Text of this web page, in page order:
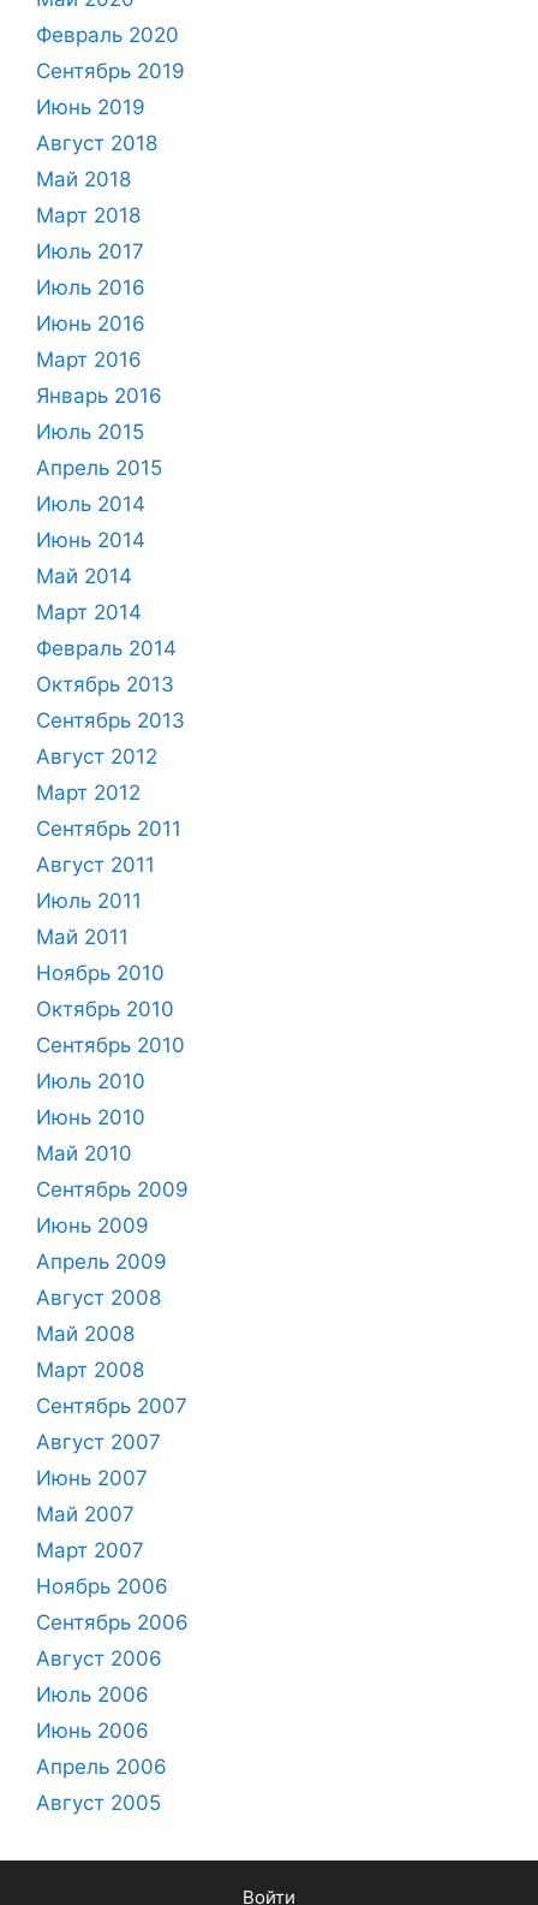
Февраль 2020
Сентябрь 2019
Июнь 2019
Август 2018
Май 2018
Март 2018
Июль 2017
Июль 2016
Июнь 2016
Март 2016
Январь 2016
Июль 2015
Апрель 2015
Июль 2014
Июнь 2014
Май 2014
Март 2014
Февраль 2014
Октябрь 2013
Сентябрь 2013
Август 2012
Март 2012
Сентябрь 2011
Август 2011
Июль 2011
Май 2011
Ноябрь 2010
Октябрь 2010
Сентябрь 2010
Июль 2010
Июнь 2010
Май 2010
Сентябрь 2009
Июнь 2009
Апрель 2009
Август 2008
Май 2008
Март 2008
Сентябрь 2007
Август 2007
Июнь 2007
Май 2007
Март 2007
Ноябрь 2006
Сентябрь 2006
Август 2006
Июль 2006
Июнь 2006
Апрель 2006
Август 2005
Войти